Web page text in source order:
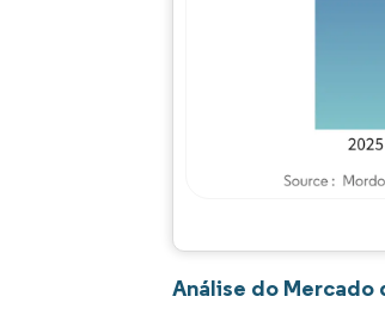
Análise do Mercado